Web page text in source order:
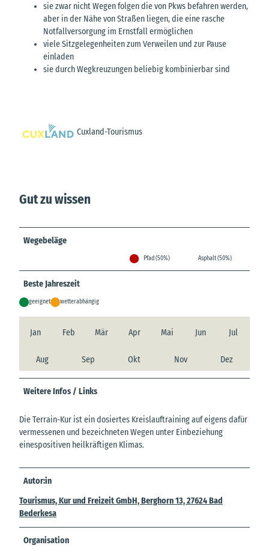
sie zwar nicht Wegen folgen die von Pkws befahren werden,
aber in der Nähe von Straßen liegen, die eine rasche
Notfallversorgung im Ernstfall ermöglichen
viele Sitzgelegenheiten zum Verweilen und zur Pause
einladen
sie durch Wegkreuzungen beliebig kombinierbar sind
Cuxland-Tourismus
Gut zu wissen
Wegebeläge
Pfad (50%) Asphalt (50%)
Beste Jahreszeit
geeignet wetterabhängig
Jan Feb Mär Apr Mai Jun Jul
Aug Sep Okt Nov Dez
Weitere Infos / Links
Die Terrain-Kur ist ein dosiertes Kreislauftraining auf eigens dafür
vermessenen und bezeichneten Wegen unter Einbeziehung
einespositiven heilkräftigen Klimas.
Autor:in
Tourismus, Kur und Freizeit GmbH, Berghorn 13, 27624 Bad
Bederkesa
Organisation